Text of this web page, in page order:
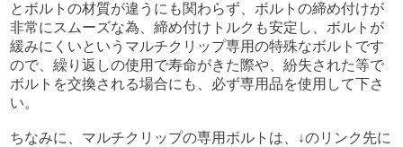
とボルトの材質が違うにも関わらず、ボルトの締め付けが
非常にスムーズな為、締め付けトルクも安定し、ボルトが
緩みにくいというマルチクリップ専用の特殊なボルトです
ので、繰り返しの使用で寿命がきた際や、紛失された等で
ボルトを交換される場合にも、必ず専用品を使用して下さ
い。
ちなみに、マルチクリップの専用ボルトは、↓のリンク先に